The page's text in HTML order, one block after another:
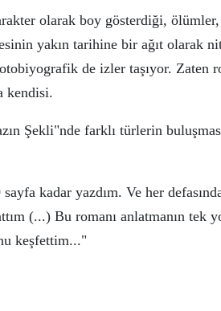
olarak boy gösterdiği, ölü
yakın tarihine bir ağıt olarak
de izler taşıyor. Zaten
kendisi.
Şekli"nde farklı türlerin
kadar yazdım. Ve her
(...) Bu romanı anlatmanın tek
keşfettim..."